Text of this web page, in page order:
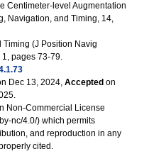
Centimeter-level Augmentation
Navigation, and Timing, 14,
(J Position Navig
pages 73-79.
Dec 13, 2024, Accepted on
Non-Commercial License
nc/4.0/) which permits
and reproduction in any
cited.